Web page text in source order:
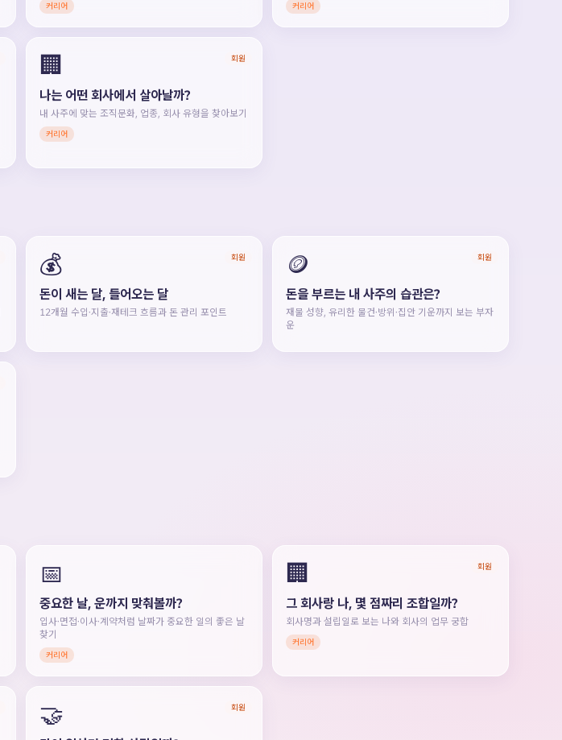
커리어 커리어
회원
🏢
나는 어떤 회사에서 살아날까?
내 사주에 맞는 조직문화, 업종, 회사 유형을 찾아보기
커리어
회원
💰
돈이 새는 달, 들어오는 달
12개월 수입·지출·재테크 흐름과 돈 관리 포인트
회원
🪙
돈을 부르는 내 사주의 습관은?
재물 성향, 유리한 물건·방위·집안 기운까지 보는 부자
운
📅
중요한 날, 운까지 맞춰볼까?
입사·면접·이사·계약처럼 날짜가 중요한 일의 좋은 날
찾기
커리어
회원
🏢
그 회사랑 나, 몇 점짜리 조합일까?
회사명과 설립일로 보는 나와 회사의 업무 궁합
커리어
회원
🤝